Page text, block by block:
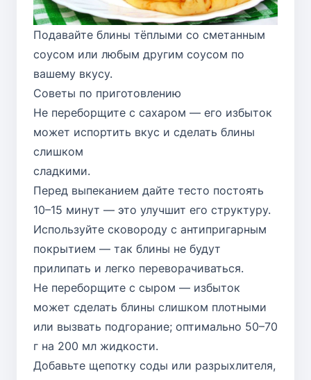
Подавайте блины тёплыми со сметанным
соусом или любым другим соусом по
вашему вкусу.
Советы по приготовлению
Не переборщите с сахаром — его избыток
может испортить вкус и сделать блины
слишком
сладкими.
Перед выпеканием дайте тесто постоять
10–15 минут — это улучшит его структуру.
Используйте сковороду с антипригарным
покрытием — так блины не будут
прилипать и легко переворачиваться.
Не переборщите с сыром — избыток
может сделать блины слишком плотными
или вызвать подгорание; оптимально 50–70
г на 200 мл жидкости.
Добавьте щепотку соды или разрыхлителя,